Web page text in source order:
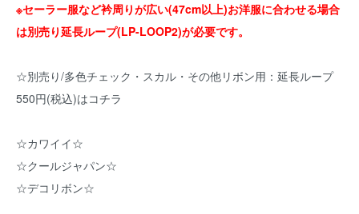
※セーラー服など衿周りが広い(47cm以上)お洋服に合わせる場合
は別売り延長ループ(LP-LOOP2)が必要です。
☆別売り/多色チェック・スカル・その他リボン用：延長ループ
550円(税込)はコチラ
☆カワイイ☆
☆クールジャパン☆
☆デコリボン☆